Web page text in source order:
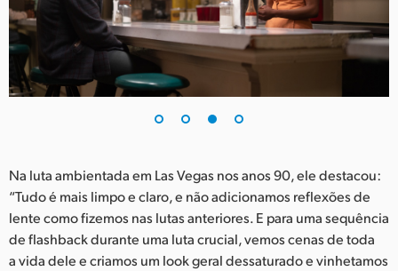
Na luta ambientada em Las Vegas nos anos 90, ele destacou:
“Tudo é mais limpo e claro, e não adicionamos reflexões de
lente como fizemos nas lutas anteriores. E para uma sequência
de flashback durante uma luta crucial, vemos cenas de toda
a vida dele e criamos um look geral dessaturado e vinhetamos